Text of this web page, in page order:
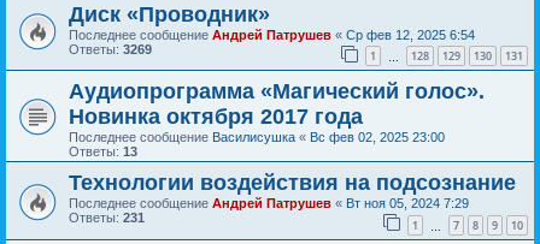
Диск «Проводник»
Последнее сообщение Андрей Патрушев « Ср фев 12, 2025 6:54
Ответы: 3269 1 128 129 130 131
Аудиопрограмма «Магический голос».
Новинка октября 2017 года
Последнее сообщение Василисушка « Вс фев 02, 2025 23:00
Ответы: 13
Технологии воздействия на подсознание
Последнее сообщение Андрей Патрушев « Вт ноя 05, 2024 7:29
Ответы: 231 1 7 8 9 10